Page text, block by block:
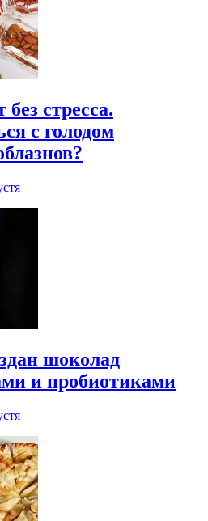
стресса.
с голодом
шоколад
и пробиотиками